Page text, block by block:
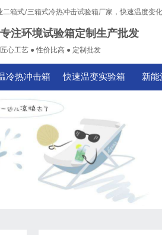
箱式/三箱式冷热冲击试验箱厂家，快速温度变
专注环境试验箱定制生产批发
匠心工艺 ● 性价比高 ● 定制批发
冷热冲击箱 快速温变实验箱 新